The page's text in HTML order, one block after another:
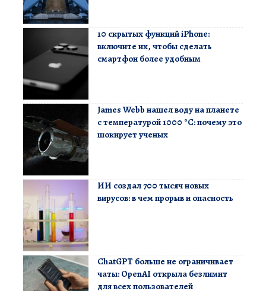
10 скрытых функций iPhone:
включите их, чтобы сделать
смартфон более удобным
James Webb нашел воду на планете
с температурой 1000 °C: почему это
шокирует ученых
ИИ создал 700 тысяч новых
вирусов: в чем прорыв и опасность
ChatGPT больше не ограничивает
чаты: OpenAI открыла безлимит
для всех пользователей